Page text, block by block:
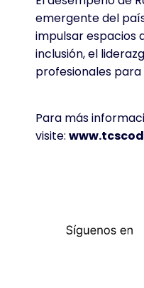
emergente del
impulsar espacios
inclusión, el
profesionales para
Para más
visite: